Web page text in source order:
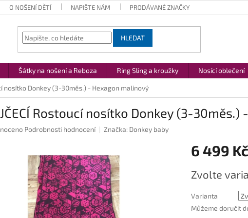
O NOŠENÍ DĚTÍ NAPIŠTE NÁM PRODÁVANÉ ZNAČKY
HLEDAT
Šátky na nošení a Reboza Ring Sling a kroužky Nosící oblečení
nosítko Donkey (3-30měs.) - Hexagon malinový
Rostoucí nosítko Donkey (3-
Podrobnosti hodnocení Značka: Donkey baby
6 499 Kč
cena:
Zvolte
Varianta
Můžeme doručit